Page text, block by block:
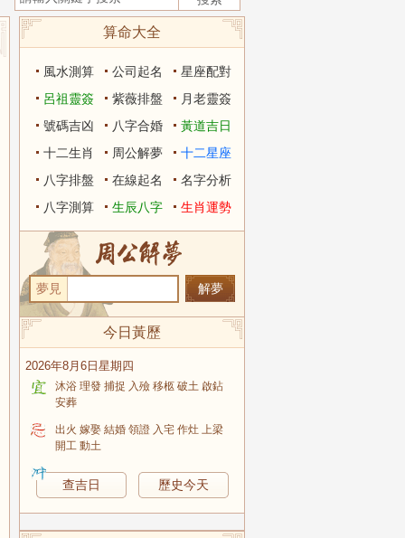
算命大全
風水測算 公司起名
星座配對
呂祖靈簽
紫薇排盤
月老靈簽
號碼吉凶
八字合婚
黃道吉日
十二生肖
周公解夢
十二星座
八字排盤
在線起名
名字分析
八字測算
生辰八字 生肖運勢
夢見
今日黃歷
2026年8月6日星期四
沐浴 理發 捕捉 入殮 移柩 破土 啟鉆
安葬
出火 嫁娶 結婚 領證 入宅 作灶 上梁
開工 動土
查吉日 歷史今天